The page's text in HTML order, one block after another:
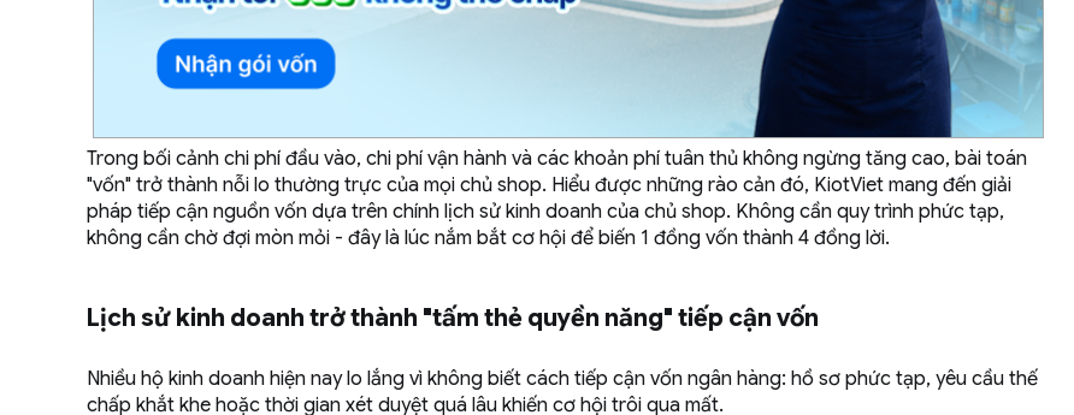
Trong bối cảnh chi phí đầu vào, chi phí vận hành và các khoản phí tuân thủ không ngừng tăng cao, bài toán
"vốn" trở thành nỗi lo thường trực của mọi chủ shop. Hiểu được những rào cản đó, KiotViet mang đến giải
pháp tiếp cận nguồn vốn dựa trên chính lịch sử kinh doanh của chủ shop. Không cần quy trình phức tạp,
không cần chờ đợi mòn mỏi - đây là lúc nắm bắt cơ hội để biến 1 đồng vốn thành 4 đồng lời.
Lịch sử kinh doanh trở thành "tấm thẻ quyền năng" tiếp cận vốn
Nhiều hộ kinh doanh hiện nay lo lắng vì không biết cách tiếp cận vốn ngân hàng: hồ sơ phức tạp, yêu cầu thế
chấp khắt khe hoặc thời gian xét duyệt quá lâu khiến cơ hội trôi qua mất.